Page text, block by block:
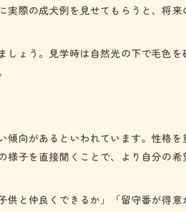
事項
際の成犬例を見せてもらうと、将来
ょう。見学時は自然光の下で毛色を
傾向があるといわれています。性格
子を直接聞くことで、より自分の希
と仲良くできるか」「留守番が得意